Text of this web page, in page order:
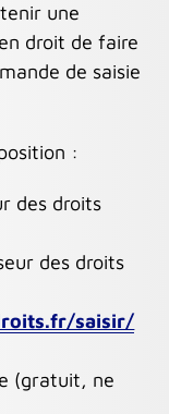
une
droit de faire
de saisie
:
des droits
des droits
saisir/
(gratuit, ne